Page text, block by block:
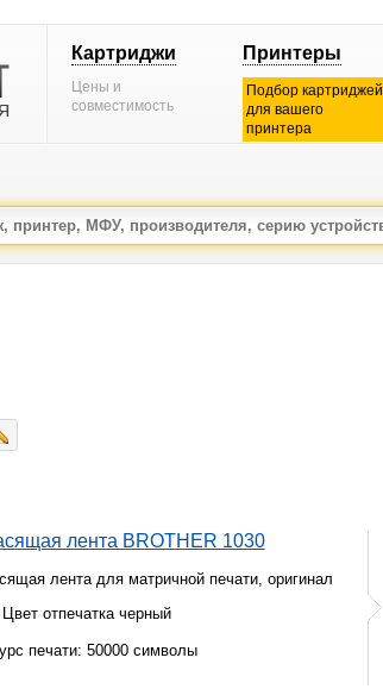
Картриджи
Цены и
совместимость
Принтеры
Подбор картриджей
для вашего
принтера
лента BROTHER 1030
лента для матричной печати, оригинал
отпечатка черный
печати: 50000 символы